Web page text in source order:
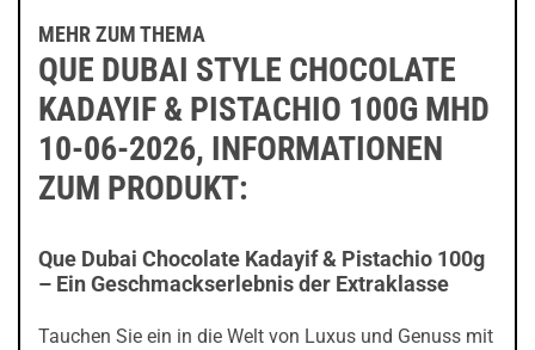
MEHR ZUM THEMA
QUE DUBAI STYLE CHOCOLATE
KADAYIF & PISTACHIO 100G MHD
10-06-2026, INFORMATIONEN
ZUM PRODUKT:
Que Dubai Chocolate Kadayif & Pistachio 100g
– Ein Geschmackserlebnis der Extraklasse
Tauchen Sie ein in die Welt von Luxus und Genuss mit